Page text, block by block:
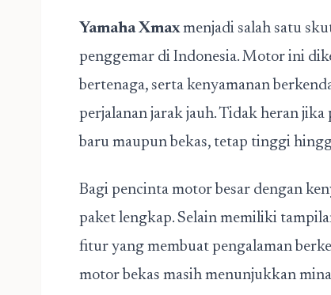
Yamaha Xmaxmenjadi salah satu
penggemar di Indonesia. Motor ini
bertenaga, serta kenyamanan
perjalanan jarak jauh. Tidak heran
baru maupun bekas, tetap tinggi
Bagi pencinta motor besar dengan
paket lengkap. Selain memiliki
fitur yang membuat pengalaman
motor bekas masih menunjukkan